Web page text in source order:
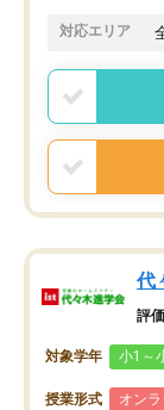
対応エリア
代
評価
対象学年 小1～
授業形式 オン